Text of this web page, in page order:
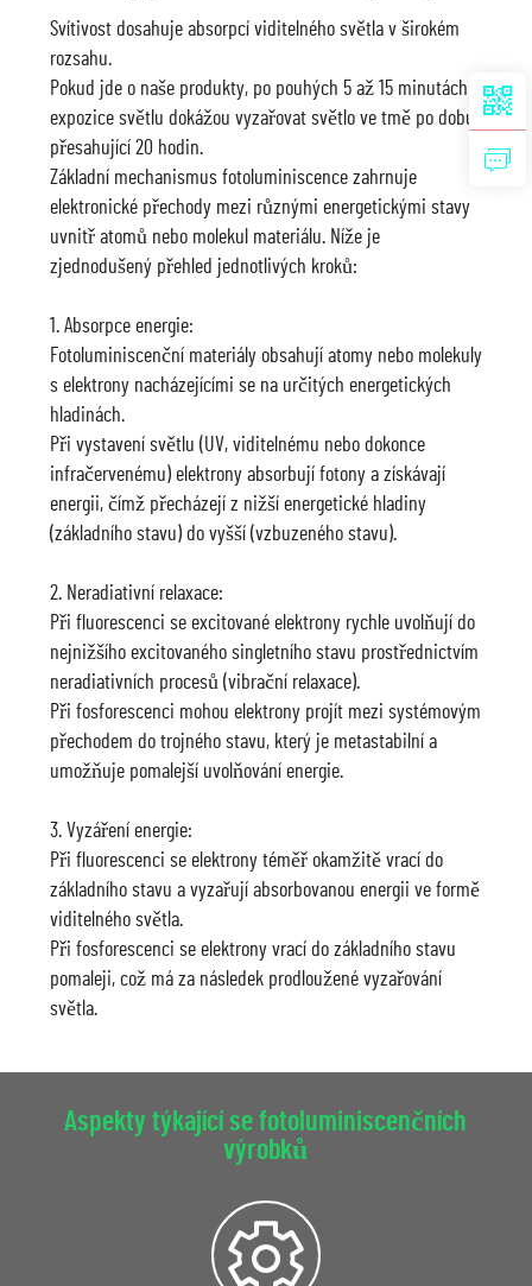
Svítivost dosahuje absorpcí viditelného světla v širokém
rozsahu.
Pokud jde o naše produkty, po pouhých 5 až 15 minutách
expozice světlu dokážou vyzařovat světlo ve tmě po dobu
přesahující 20 hodin.
Základní mechanismus fotoluminiscence zahrnuje
elektronické přechody mezi různými energetickými stavy
uvnitř atomů nebo molekul materiálu. Níže je
zjednodušený přehled jednotlivých kroků:
1. Absorpce energie:
Fotoluminiscenční materiály obsahují atomy nebo molekuly
s elektrony nacházejícími se na určitých energetických
hladinách.
Při vystavení světlu (UV, viditelnému nebo dokonce
infračervenému) elektrony absorbují fotony a získávají
energii, čímž přecházejí z nižší energetické hladiny
(základního stavu) do vyšší (vzbuzeného stavu).
2. Neradiativní relaxace:
Při fluorescenci se excitované elektrony rychle uvolňují do
nejnižšího excitovaného singletního stavu prostřednictvím
neradiativních procesů (vibrační relaxace).
Při fosforescenci mohou elektrony projít mezi systémovým
přechodem do trojného stavu, který je metastabilní a
umožňuje pomalejší uvolňování energie.
3. Vyzáření energie:
Při fluorescenci se elektrony téměř okamžitě vrací do
základního stavu a vyzařují absorbovanou energii ve formě
viditelného světla.
Při fosforescenci se elektrony vrací do základního stavu
pomaleji, což má za následek prodloužené vyzařování
světla.
Aspekty týkající se fotoluminiscenčních
výrobků